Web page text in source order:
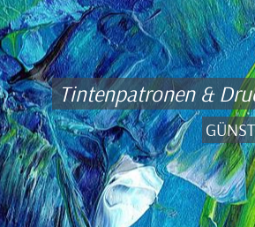
Tintenpatronen &